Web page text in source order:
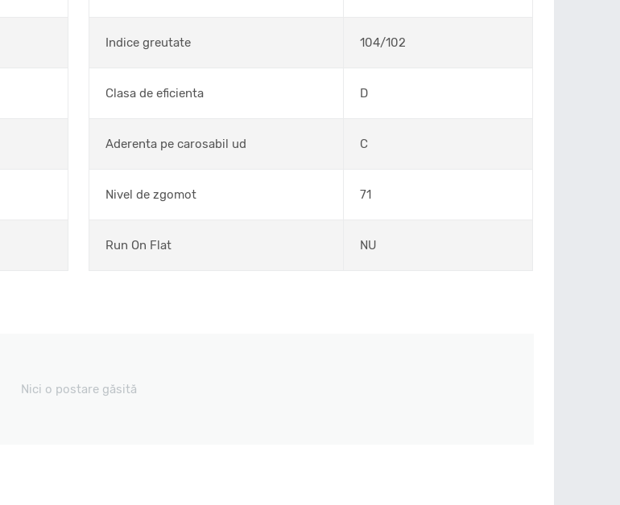
Indice greutate 104/102
Clasa de eficienta D
Aderenta pe carosabil ud C
Nivel de zgomot 71
Run On Flat NU
Nici o postare găsită